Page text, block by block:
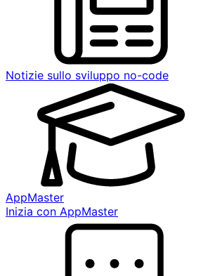
Notizie sullo sviluppo no-code
AppMaster
Inizia con AppMaster